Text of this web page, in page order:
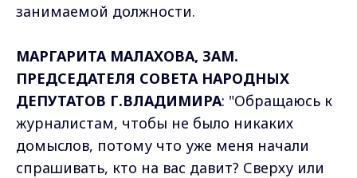
занимаемой должности.
МАРГАРИТА МАЛАХОВА, ЗАМ.
ПРЕДСЕДАТЕЛЯ СОВЕТА НАРОДНЫХ
ДЕПУТАТОВ Г.ВЛАДИМИРА: "Обращаюсь к
журналистам, чтобы не было никаких
домыслов, потому что уже меня начали
спрашивать, кто на вас давит? Сверху или